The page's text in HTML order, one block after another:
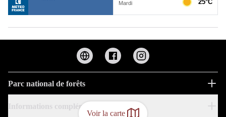
Voir la carte
Parc national de forêts
Informations complémentaires